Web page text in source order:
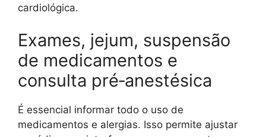
cardiológica.
Exames, jejum, suspensão
de medicamentos e
consulta pré‑anestésica
É essencial informar todo o uso de
medicamentos e alergias. Isso permite ajustar